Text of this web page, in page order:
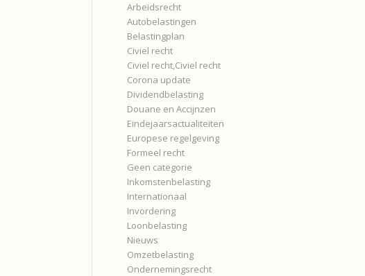
Arbeidsrecht
Autobelastingen
Belastingplan
Civiel recht
Civiel recht,Civiel recht
Corona update
Dividendbelasting
Douane en Accijnzen
Eindejaarsactualiteiten
Europese regelgeving
Formeel recht
Geen categorie
Inkomstenbelasting
Internationaal
Invordering
Loonbelasting
Nieuws
Omzetbelasting
Ondernemingsrecht